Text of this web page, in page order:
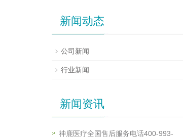
新闻动态
公司新闻
行业新闻
新闻资讯
神鹿医疗全国售后服务电话400-993-